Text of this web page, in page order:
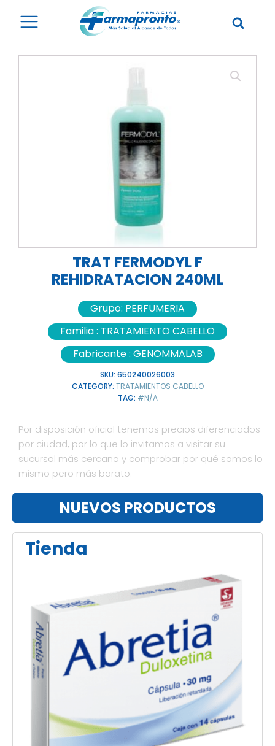
TRAT FERMODYL F
REHIDRATACION 240ML
Grupo: PERFUMERIA
Familia : TRATAMIENTO CABELLO
Fabricante : GENOMMALAB
SKU: 650240026003
CATEGORY: TRATAMIENTOS CABELLO
TAG: #N/A
Por disposición oficial tenemos precios diferenciados
por ciudad, por lo que lo invitamos a visitar su
sucursal más cercana y comprobar por qué somos lo
mismo pero más barato.
NUEVOS PRODUCTOS
Tienda